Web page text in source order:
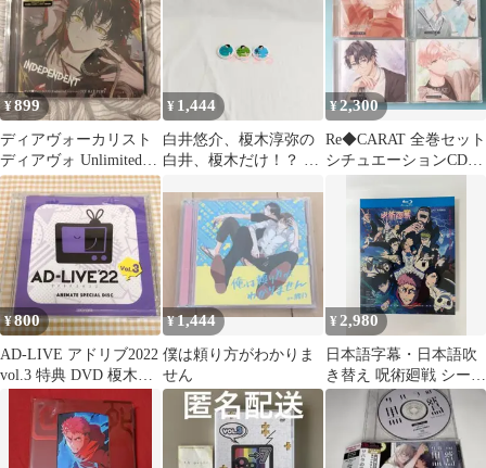
¥899
ディアヴォーカリスト
ディアヴォ Unlimited
ユゥ JETRATFURY
¥ 1,444
白井悠介、榎木淳弥の
白井、榎木だけ！？ 缶
¥2,300
Re◆CARAT 全巻セット
シチュエーションCD
¥800
AD-LIVE アドリブ2022
vol.3 特典 DVD 榎木淳
弥 島﨑信長
¥1,444
僕は頼り方がわかりま
せん
¥ 2,980
日本語字幕・日本語吹
き替え 呪術廻戦 シーズ
ン3 (2026) Blu-ray 全話
収録 並行輸入品